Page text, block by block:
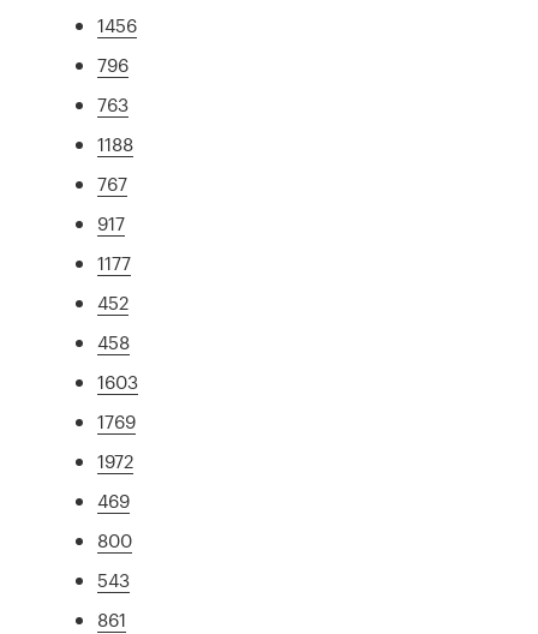
1456
796
763
1188
767
917
1177
452
458
1603
1769
1972
469
800
543
861